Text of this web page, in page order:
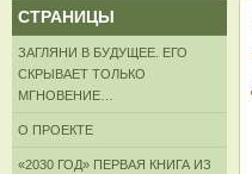
СТРАНИЦЫ
ЗАГЛЯНИ В БУДУЩЕЕ. ЕГО
СКРЫВАЕТ ТОЛЬКО
МГНОВЕНИЕ…
О ПРОЕКТЕ
«2030 ГОД» ПЕРВАЯ КНИГА ИЗ